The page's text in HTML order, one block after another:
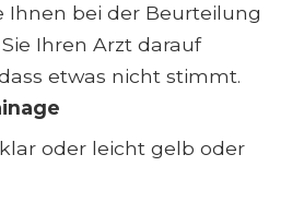
Ihnen bei der Beurteilung
Ihren Arzt darauf
etwas nicht stimmt.
oder leicht gelb oder